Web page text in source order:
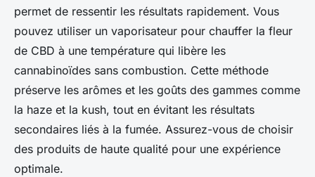
permet de ressentir les résultats rapidement. Vous
pouvez utiliser un vaporisateur pour chauffer la fleur
de CBD à une température qui libère les
cannabinoïdes sans combustion. Cette méthode
préserve les arômes et les goûts des gammes comme
la haze et la kush, tout en évitant les résultats
secondaires liés à la fumée. Assurez-vous de choisir
des produits de haute qualité pour une expérience
optimale.